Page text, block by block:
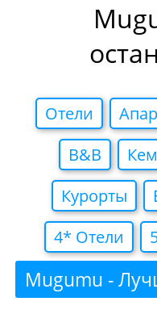
Отели
B&B
Курорты
4* Отели
Mugumu -